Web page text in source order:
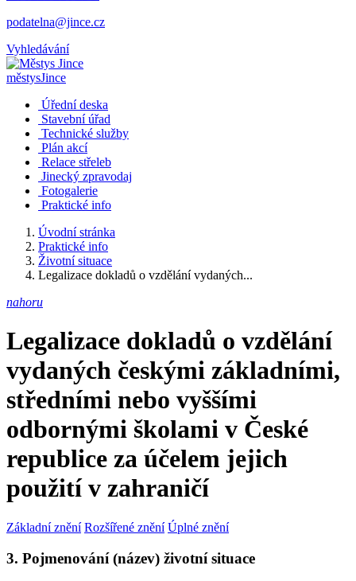
podatelna@jince.cz
Vyhledávání
městysJince
Úřední deska
Stavební úřad
Technické služby
Plán akcí
Relace střeleb
Jinecký zpravodaj
Fotogalerie
Praktické info
Úvodní stránka
Praktické info
Životní situace
Legalizace dokladů o vzdělání vydaných...
nahoru
Legalizace dokladů o vzdělání
vydaných českými základními,
středními nebo vyššími
odbornými školami v České
republice za účelem jejich
použití v zahraničí
Základní znění Rozšířené znění Úplné znění
3. Pojmenování (název) životní situace